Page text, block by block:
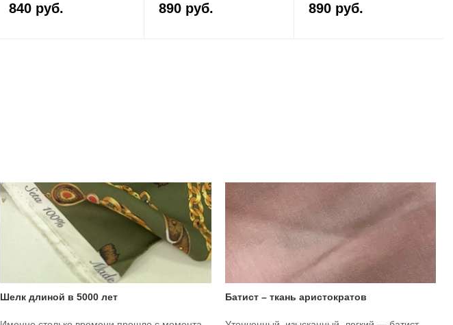
840 руб. 890 руб. 890 руб.
Шелк длиной в 5000 лет Батист – ткань аристократов